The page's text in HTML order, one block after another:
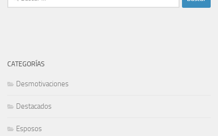
CATEGORÍAS
Desmotivaciones
Destacados
Esposos